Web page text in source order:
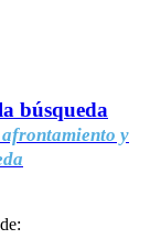
búsqueda
y